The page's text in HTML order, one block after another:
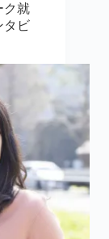
ク就
タビ